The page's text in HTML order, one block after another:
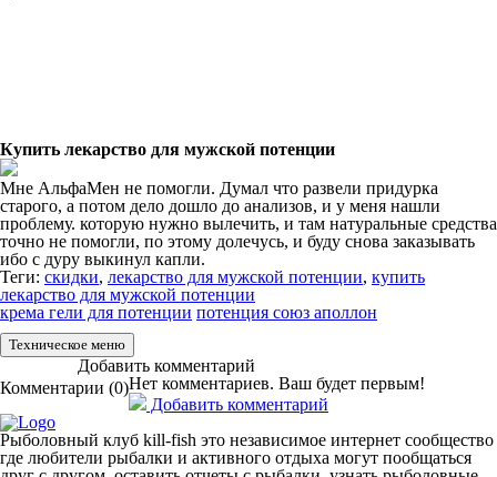
Купить лекарство для мужской потенции
Мне АльфаМен не помогли. Думал что развели придурка
старого, а потом дело дошло до анализов, и у меня нашли
проблему. которую нужно вылечить, и там натуральные средства
точно не помогли, по этому долечусь, и буду снова заказывать
ибо с дуру выкинул капли.
Теги: скидки, лекарство для мужской потенции, купить
лекарство для мужской потенции
крема гели для потенции потенция союз аполлон
Техническое меню
Добавить комментарий
Комментарии (0)Нет комментариев. Ваш будет первым!
Добавить комментарий
Рыболовный клуб kill-fish это независимое интернет сообщество
где любители рыбалки и активного отдыха могут пообщаться